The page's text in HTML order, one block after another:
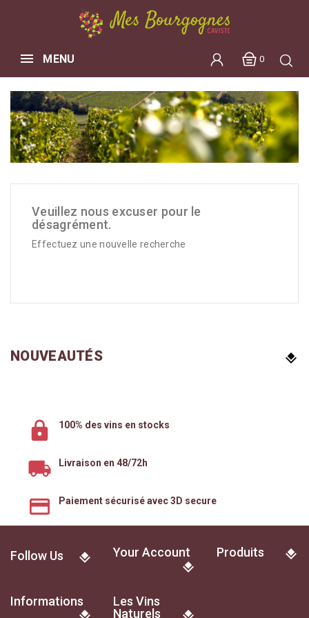
0
MENU
Veuillez nous excuser pour le
désagrément.
Effectuez une nouvelle recherche
NOUVEAUTÉS
100% des vins en stocks
Livraison en 48/72h
Paiement sécurisé avec 3D secure
Follow Us Your Account Produits
Informations
Les Vins
Naturels